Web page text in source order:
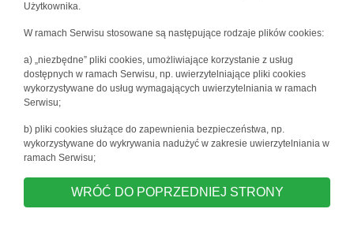
Użytkownika.
W ramach Serwisu stosowane są następujące rodzaje plików cookies:
a) „niezbędne” pliki cookies, umożliwiające korzystanie z usług
dostępnych w ramach Serwisu, np. uwierzytelniające pliki cookies
wykorzystywane do usług wymagających uwierzytelniania w ramach
Serwisu;
b) pliki cookies służące do zapewnienia bezpieczeństwa, np.
wykorzystywane do wykrywania nadużyć w zakresie uwierzytelniania w
ramach Serwisu;
WRÓĆ DO POPRZEDNIEJ STRONY